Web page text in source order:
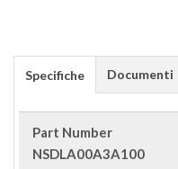
Specifiche Documenti
Part Number
NSDLA00A3A100